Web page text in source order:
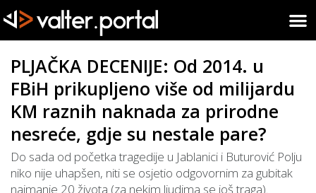
PLJAČKA DECENIJE: Od 2014. u
FBiH prikupljeno više od milijardu
KM raznih naknada za prirodne
nesreće, gdje su nestale pare?
Do sada od početka tragedije u Jablanici i Buturović Polju
niko nije uhapšen, niti se osjetio odgovornim za gubitak
najmanje 20 života (za nekim ljudima se još traga).